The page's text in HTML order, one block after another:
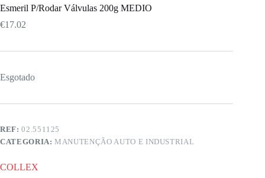
Esmeril P/Rodar Válvulas 200g MEDIO
€17.02
Esgotado
REF:02.551125
CATEGORIA:MANUTENÇÃO AUTO E INDUSTRIAL
COLLEX